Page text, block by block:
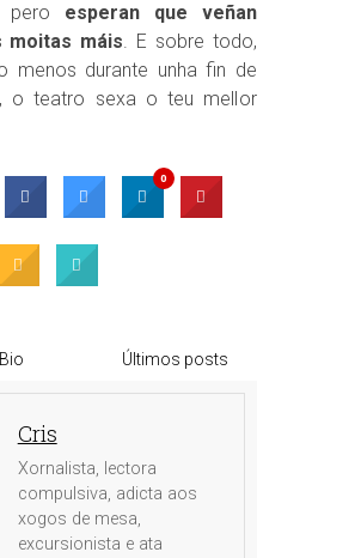
pero esperan que veñan
moitas máis. E sobre todo,
menos durante unha fin de
o teatro sexa o teu mellor
0
Bio Últimos posts
Cris
Xornalista, lectora
compulsiva, adicta aos
xogos de mesa,
excursionista e ata